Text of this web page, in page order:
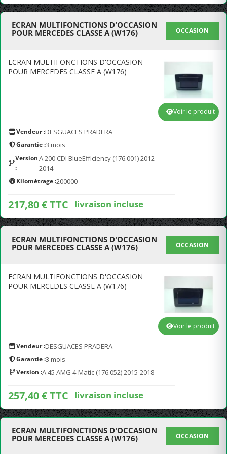
ECRAN MULTIFONCTIONS D'OCCASION
POUR MERCEDES CLASSE A (W176)
OCCASION
ECRAN MULTIFONCTIONS D'OCCASION
POUR MERCEDES CLASSE A (W176)
Vendeur :DESGUACES PRADERA
Garantie :3 mois
Version
:
A 200 CDI BlueEfficiency (176.001) 2012-
2014
Kilométrage :200000
217,80 € TTC livraison incluse
Voir le produit
ECRAN MULTIFONCTIONS D'OCCASION
POUR MERCEDES CLASSE A (W176)
OCCASION
ECRAN MULTIFONCTIONS D'OCCASION
POUR MERCEDES CLASSE A (W176)
Vendeur :DESGUACES PRADERA
Garantie :3 mois
Version :A 45 AMG 4-Matic (176.052) 2015-2018
257,40 € TTC livraison incluse
Voir le produit
ECRAN MULTIFONCTIONS D'OCCASION
POUR MERCEDES CLASSE A (W176)
OCCASION